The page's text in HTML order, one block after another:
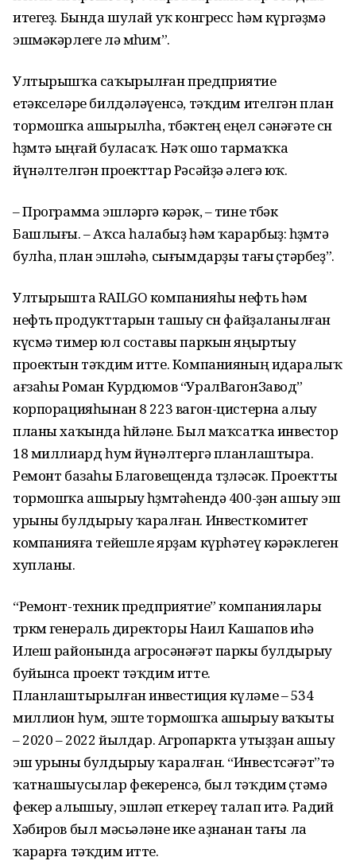
итегеҙ. Бында шулай уҡ конгресс һәм күргәҙмә
эшмәкәрлеге лә мөһим”.
Ултырышҡа саҡырылған предприятие
етәкселәре билдәләүенсә, тәҡдим ителгән план
тормошҡа ашырылһа, төбәктең еңел сәнәғәте өсөн
һөҙөмтә ыңғай буласаҡ. Нәҡ ошо тармаҡҡа
йүнәлтелгән проекттар Рәсәйҙә әлегә юҡ.
– Программа эшләргә кәрәк, – тине төбәк
Башлығы. – Аҡса һалабыҙ һәм ҡарарбыҙ: һөҙөмтә
булһа, план эшләһә, сығымдарҙы тағы өҫтәрбеҙ”.
Ултырышта RAILGO компанияһы нефть һәм
нефть продукттарын ташыу өсөн файҙаланылған
күсмә тимер юл составы паркын яңыртыу
проектын тәҡдим итте. Компанияның идаралыҡ
ағзаһы Роман Курдюмов “УралВагонЗавод”
корпорацияһынан 8 223 вагон-цистерна алыу
планы хаҡында һөйләне. Был маҡсатҡа инвестор
18 миллиард һум йүнәлтергә планлаштыра.
Ремонт базаһы Благовещенда төҙөләсәк. Проектты
тормошҡа ашырыу һөҙөмтәһендә 400-ҙән ашыу эш
урыны булдырыу ҡаралған. Инвесткомитет
компанияға тейешле ярҙам күрһәтеү кәрәклеген
хупланы.
“Ремонт-техник предприятие” компаниялары
төркөмө генераль директоры Наил Кашапов иһә
Илеш районында агросәнәғәт паркы булдырыу
буйынса проект тәҡдим итте.
Планлаштырылған инвестиция күләме – 534
миллион һум, эште тормошҡа ашырыу ваҡыты
– 2020 – 2022 йылдар. Агропаркта утыҙҙан ашыу
эш урыны булдырыу ҡаралған. “Инвестсәғәт”тә
ҡатнашыусылар фекеренсә, был тәҡдим өҫтәмә
фекер алышыу, эшләп еткереү талап итә. Радий
Хәбиров был мәсьәләне ике аҙнанан тағы ла
ҡарарға тәҡдим итте.